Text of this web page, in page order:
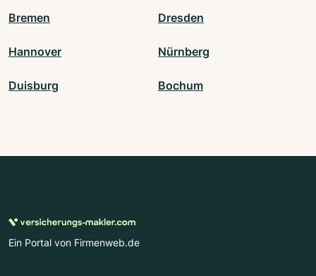
Bremen Dresden
Hannover Nürnberg
Duisburg Bochum
Ein Portal von Firmenweb.de